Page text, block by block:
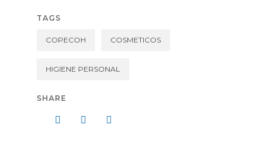
TAGS
COPECOH COSMETICOS
HIGIENE PERSONAL
SHARE